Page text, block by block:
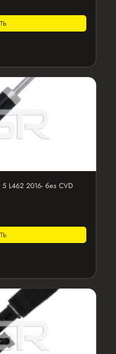
5 L462 2016- без CVD